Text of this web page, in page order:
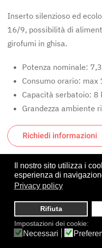
Il nostro sito utilizza i
esperienza di
Privacy policy
Rifiuta
Impostazioni dei cookie:
Necessari
Inserto silenzioso ed
16/9, possibilità di
girofumi in ghisa.
Potenza nominale:
Consumo orario: max
Capacità serbatoio: 8
Grandezza ambiente
Richiedi informazioni
Le nostre
unicamente